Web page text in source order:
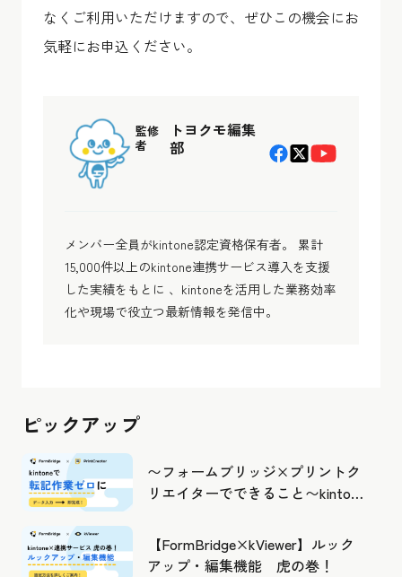
なくご利用いただけますので、ぜひこの機会にお
気軽にお申込ください。
監修
者
トヨクモ編集
部
メンバー全員がkintone認定資格保有者。 累計
15,000件以上のkintone連携サービス導入を支援
した実績をもとに 、kintoneを活用した業務効率
化や現場で役立つ最新情報を発信中。
ピックアップ
〜フォームブリッジ×プリントク
リエイターでできること〜kintone
【FormBridge×kViewer】ルック
アップ・編集機能 虎の巻！